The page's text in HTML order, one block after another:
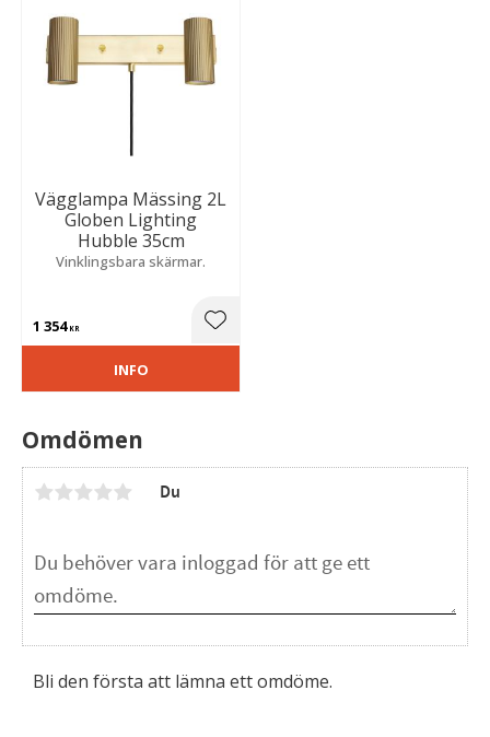
Omdömen
Du
Bli den första att lämna ett omdöme.
Vägglampa Mässing 2L
Globen Lighting
Hubble 35cm
Vinklingsbara skärmar.
1 354KR Lägg till i favoriter
INFO